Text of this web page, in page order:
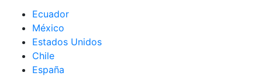
Ecuador
México
Estados Unidos
Chile
España